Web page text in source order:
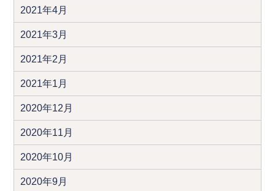
2021年4月
2021年3月
2021年2月
2021年1月
2020年12月
2020年11月
2020年10月
2020年9月